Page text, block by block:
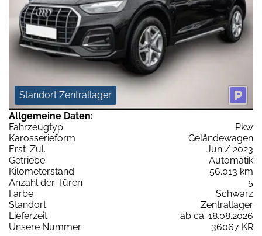
Standort Zentrallager
Allgemeine Daten:
Fahrzeugtyp
Pkw
Karosserieform
Geländewagen
Erst-Zul.
Jun / 2023
Getriebe
Automatik
Kilometerstand
56.013 km
Anzahl der Türen
5
Farbe
Schwarz
Standort
Zentrallager
Lieferzeit
ab ca. 18.08.2026
Unsere Nummer
36067 KR